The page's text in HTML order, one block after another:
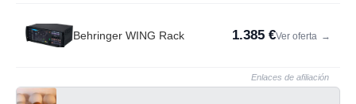
Behringer WING Rack 1.385 €Ver oferta →
Enlaces de afiliación